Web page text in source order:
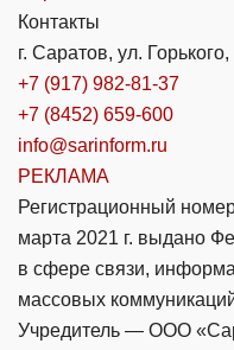
Контакты
г. Саратов, ул. Горького,
+7 (917) 982-81-37
+7 (8452) 659-600
info@sarinform.ru
РЕКЛАМА
Регистрационный
марта 2021 г. выдано
в сфере связи,
массовых
Учредитель — ООО